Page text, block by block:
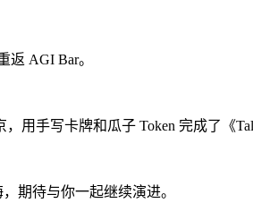
AGI Bar。
用手写卡牌和瓜子 Token 完成了《
期待与你一起继续演进。